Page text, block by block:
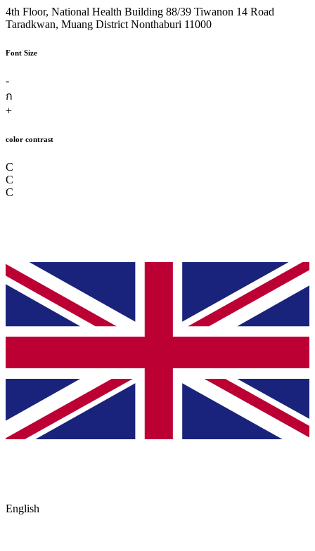
4th Floor, National Health Building 88/39 Tiwanon 14 Road
Taradkwan, Muang District Nonthaburi 11000
Font Size
-
ก
+
color contrast
C
C
C
English